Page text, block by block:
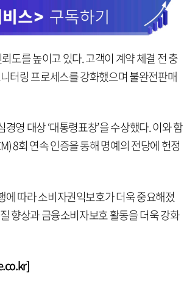
도를 높이고 있다. 고객이 계약 체결 전 충
터링 프로세스를 강화했으며 불완전판매
영 대상 ‘대통령표창’을 수상했다. 이와 함
8회 연속 인증을 통해 명예의 전당에 헌정
따라 소비자권익보호가 더욱 중요해졌
향상과 금융소비자보호 활동을 더욱 강화